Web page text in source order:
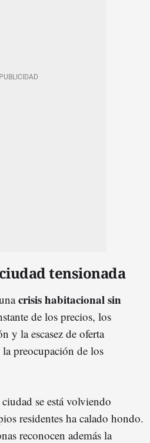
tensionada
crisis habitacional sin
de los precios, los
y la escasez de oferta
preocupación de los
se está volviendo
residentes ha calado hondo.
reconocen además la